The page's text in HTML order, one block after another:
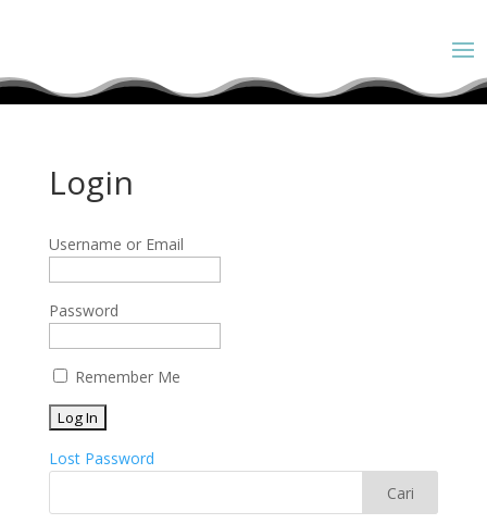
Login
Username or Email
Password
Remember Me
Lost Password